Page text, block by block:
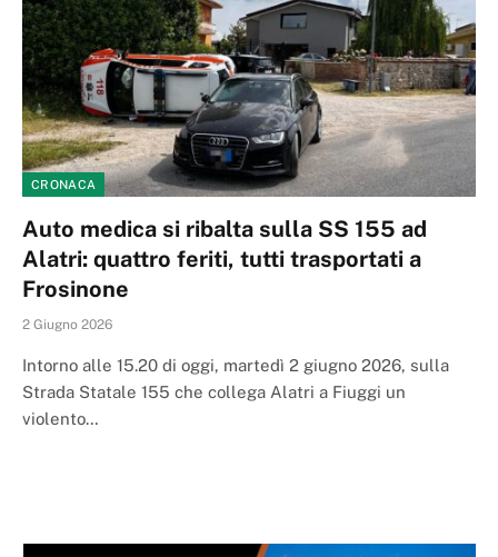
CRONACA
Auto medica si ribalta sulla SS 155 ad
Alatri: quattro feriti, tutti trasportati a
Frosinone
2 Giugno 2026
Intorno alle 15.20 di oggi, martedì 2 giugno 2026, sulla
Strada Statale 155 che collega Alatri a Fiuggi un
violento…